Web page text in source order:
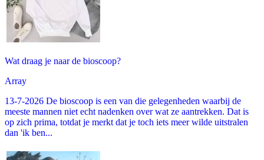
Wat draag je naar de bioscoop?
Array
13-7-2026 De bioscoop is een van die gelegenheden waarbij de
meeste mannen niet echt nadenken over wat ze aantrekken. Dat is
op zich prima, totdat je merkt dat je toch iets meer wilde uitstralen
dan 'ik ben...